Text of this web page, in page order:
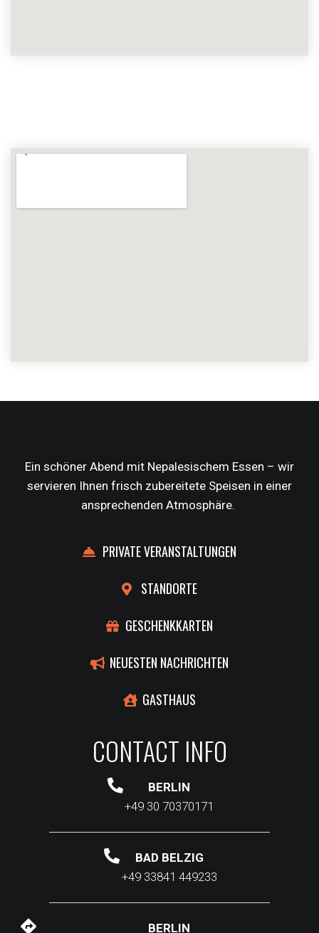
Ein schöner Abend mit Nepalesischem Essen – wir
servieren Ihnen frisch zubereitete Speisen in einer
ansprechenden Atmosphäre.
PRIVATE VERANSTALTUNGEN
STANDORTE
GESCHENKKARTEN
NEUESTEN NACHRICHTEN
GASTHAUS
CONTACT INFO
BERLIN
+49 30 70370171
BAD BELZIG
+49 33841 449233
BERLIN